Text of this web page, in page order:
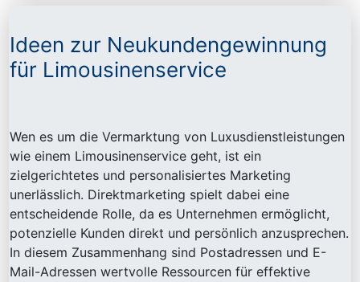
Ideen zur Neukundengewinnung
für Limousinenservice
Wen es um die Vermarktung von Luxusdienstleistungen
wie einem Limousinenservice geht, ist ein
zielgerichtetes und personalisiertes Marketing
unerlässlich. Direktmarketing spielt dabei eine
entscheidende Rolle, da es Unternehmen ermöglicht,
potenzielle Kunden direkt und persönlich anzusprechen.
In diesem Zusammenhang sind Postadressen und E-
Mail-Adressen wertvolle Ressourcen für effektive